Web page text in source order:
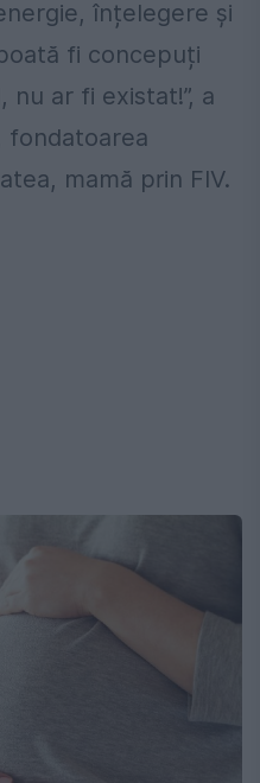
înțelegere și
fi concepuți
ar fi existat!”, a
fondatoarea
mamă prin FIV.